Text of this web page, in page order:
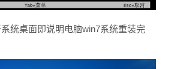
统桌面即说明电脑win7系统重装完